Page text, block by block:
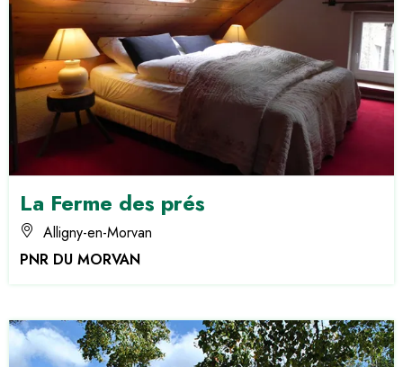
La Ferme des prés
Alligny-en-Morvan
PNR DU MORVAN